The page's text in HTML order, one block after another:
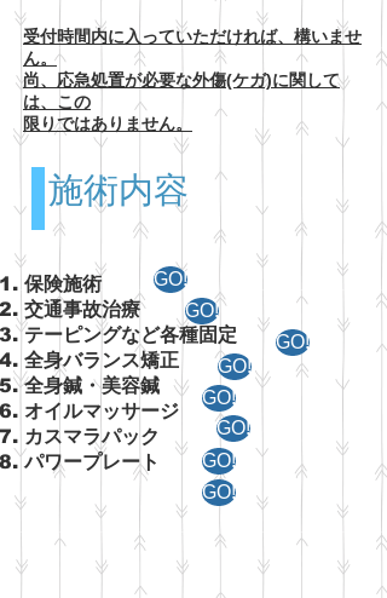
受付時間内に入っていただければ、構いませ
ん。
尚、応急処置が必要な外傷(ケガ)に関して
は、この
​限りではありません。
施術内容
保険施術
交通事故治療
テーピングなど各種固定
全身バランス矯正
全身鍼・​美容鍼
​オイルマッサージ
カスマラパック
パワープレート
GO!
GO!
GO!
GO!
GO!
GO!
GO!
GO!